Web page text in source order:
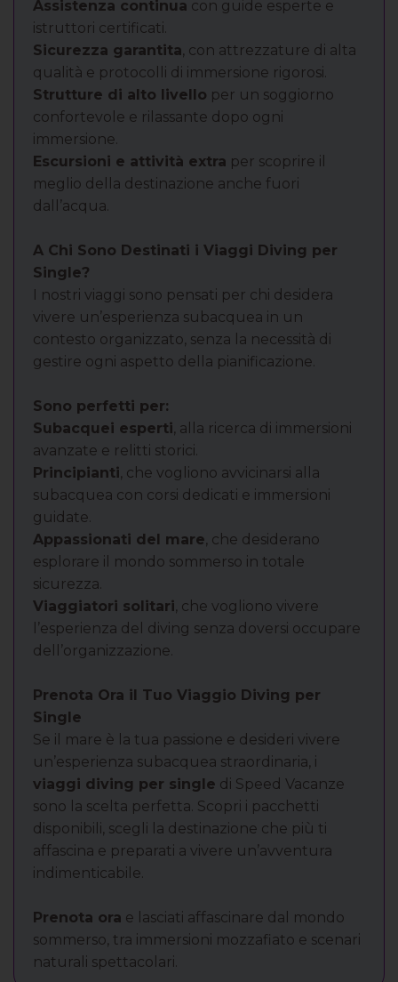
Assistenza continua con guide esperte e
istruttori certificati.
Sicurezza garantita, con attrezzature di alta
qualità e protocolli di immersione rigorosi.
Strutture di alto livello per un soggiorno
confortevole e rilassante dopo ogni
immersione.
Escursioni e attività extra per scoprire il
meglio della destinazione anche fuori
dall’acqua.
A Chi Sono Destinati i Viaggi Diving per
Single?
I nostri viaggi sono pensati per chi desidera
vivere un’esperienza subacquea in un
contesto organizzato, senza la necessità di
gestire ogni aspetto della pianificazione.
Sono perfetti per:
Subacquei esperti, alla ricerca di immersioni
avanzate e relitti storici.
Principianti, che vogliono avvicinarsi alla
subacquea con corsi dedicati e immersioni
guidate.
Appassionati del mare, che desiderano
esplorare il mondo sommerso in totale
sicurezza.
Viaggiatori solitari, che vogliono vivere
l’esperienza del diving senza doversi occupare
dell’organizzazione.
Prenota Ora il Tuo Viaggio Diving per
Single
Se il mare è la tua passione e desideri vivere
un’esperienza subacquea straordinaria, i
viaggi diving per single di Speed Vacanze
sono la scelta perfetta. Scopri i pacchetti
disponibili, scegli la destinazione che più ti
affascina e preparati a vivere un’avventura
indimenticabile.
Prenota ora e lasciati affascinare dal mondo
sommerso, tra immersioni mozzafiato e scenari
naturali spettacolari.